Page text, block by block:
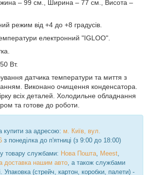
– 99 см., Ширина – 77 см., Висота –
режим від +4 до +8 градусів.
електронний "IGLOO".
Вт.
датчика температури та миття з
Виконано очищення конденсатора.
всіх деталей. Холодильне обладнання
та готове до роботи.
купити за адресою: м. Київ, вул.
з понеділка до п'ятниці (з 9:00 до 18:00)
товару службами: Нова Пошта Meest
доставка нашим авто , а також службами
Упаковка (стрейч, картон, коробки, палети) -